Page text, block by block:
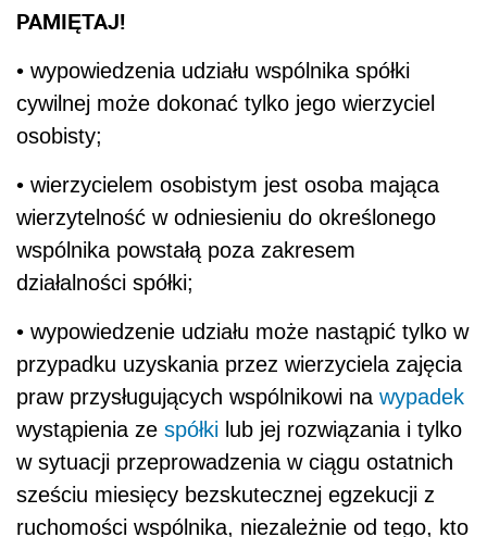
PAMIĘTAJ!
• wypowiedzenia udziału wspólnika spółki
cywilnej może dokonać tylko jego wierzyciel
osobisty;
• wierzycielem osobistym jest osoba mająca
wierzytelność w odniesieniu do określonego
wspólnika powstałą poza zakresem
działalności spółki;
• wypowiedzenie udziału może nastąpić tylko w
przypadku uzyskania przez wierzyciela zajęcia
praw przysługujących wspólnikowi na wypadek
wystąpienia ze spółki lub jej rozwiązania i tylko
w sytuacji przeprowadzenia w ciągu ostatnich
sześciu miesięcy bezskutecznej egzekucji z
ruchomości wspólnika, niezależnie od tego, kto